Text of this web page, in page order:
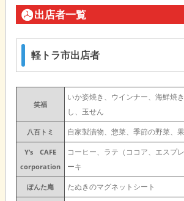
出店者一覧
軽トラ市出店者
笑福
いか姿焼き、ウインナー、海鮮焼
し、玉せん
八百トミ 自家製漬物、惣菜、季節の野菜、
Y’s CAFE
corporation
コーヒー、ラテ（ココア、エスプ
ーキ
ぽんた庵 たぬきのマグネットシート